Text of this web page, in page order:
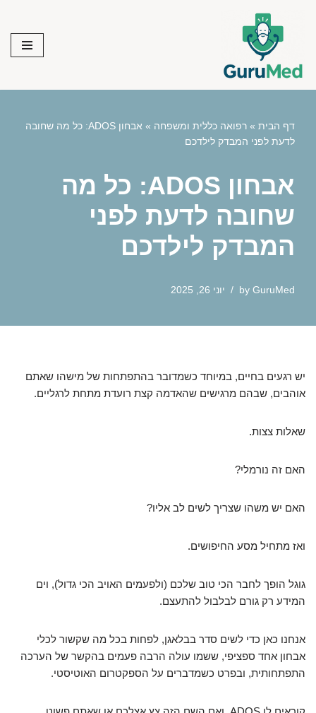
content
דף הבית » רפואה כללית ומשפחה »
אבחון ADOS: כל מה שחובה
לדעת לפני המבדק לילדכם
אבחון ADOS: כל מה
שחובה לדעת לפני
המבדק לילדכם
by GuruMed יוני 26, 2025
יש רגעים בחיים, במיוחד כשמדובר בהתפתחות של מישהו שאתם
אוהבים, שבהם מרגישים שהאדמה קצת רועדת מתחת לרגליים.
שאלות צצות.
האם זה נורמלי?
האם יש משהו שצריך לשים לב אליו?
ואז מתחיל מסע החיפושים.
גוגל הופך לחבר הכי טוב שלכם (ולפעמים האויב הכי גדול), וים
המידע רק גורם לבלבול להתעצם.
אנחנו כאן כדי לשים סדר בבלאגן, לפחות בכל מה שקשור לכלי
אבחון אחד ספציפי, ששמו עולה הרבה פעמים בהקשר של הערכה
התפתחותית, ובפרט כשמדברים על הספקטרום האוטיסטי.